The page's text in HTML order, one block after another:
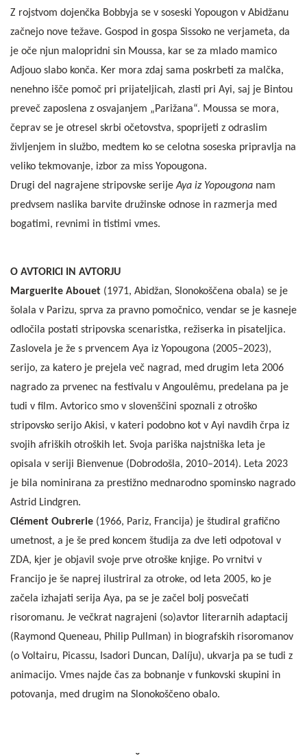
Z rojstvom dojenčka Bobbyja se v soseski Yopougon v Abidžanu
začnejo nove težave. Gospod in gospa Sissoko ne verjameta, da
je oče njun malopridni sin Moussa, kar se za mlado mamico
Adjouo slabo konča. Ker mora zdaj sama poskrbeti za malčka,
nenehno išče pomoč pri prijateljicah, zlasti pri Ayi, saj je Bintou
preveč zaposlena z osvajanjem „Parižana“. Moussa se mora,
čeprav se je otresel skrbi očetovstva, spoprijeti z odraslim
življenjem in službo, medtem ko se celotna soseska pripravlja na
veliko tekmovanje, izbor za miss Yopougona.
Drugi del nagrajene stripovske serijeAya iz Yopougona nam
predvsem naslika barvite družinske odnose in razmerja med
bogatimi, revnimi in tistimi vmes.
O AVTORICI IN AVTORJU
Marguerite Abouet (1971, Abidžan, Slonokoščena obala) se je
šolala v Parizu, sprva za pravno pomočnico, vendar se je kasneje
odločila postati stripovska scenaristka, režiserka in pisateljica.
Zaslovela je že s prvencem Aya iz Yopougona (2005–2023),
serijo, za katero je prejela več nagrad, med drugim leta 2006
nagrado za prvenec na festivalu v Angoulêmu, predelana pa je
tudi v film. Avtorico smo v slovenščini spoznali z otroško
stripovsko serijo Akisi, v kateri podobno kot v Ayi navdih črpa iz
svojih afriških otroških let. Svoja pariška najstniška leta je
opisala v seriji Bienvenue (Dobrodošla, 2010–2014). Leta 2023
je bila nominirana za prestižno mednarodno spominsko nagrado
Astrid Lindgren.
Clément Oubrerie (1966, Pariz, Francija) je študiral grafično
umetnost, a je še pred koncem študija za dve leti odpotoval v
ZDA, kjer je objavil svoje prve otroške knjige. Po vrnitvi v
Francijo je še naprej ilustriral za otroke, od leta 2005, ko je
začela izhajati serija Aya, pa se je začel bolj posvečati
risoromanu. Je večkrat nagrajeni (so)avtor literarnih adaptacij
(Raymond Queneau, Philip Pullman) in biografskih risoromanov
(o Voltairu, Picassu, Isadori Duncan, Dalíju), ukvarja pa se tudi z
animacijo. Vmes najde čas za bobnanje v funkovski skupini in
potovanja, med drugim na Slonokoščeno obalo.